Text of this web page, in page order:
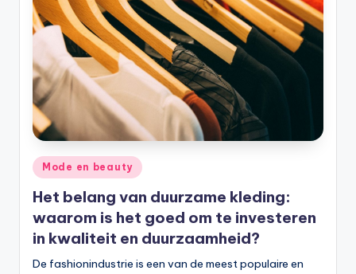
Geplaatst
in
Mode en beauty
Het belang van duurzame kleding:
waarom is het goed om te investeren
in kwaliteit en duurzaamheid?
De fashionindustrie is een van de meest populaire en